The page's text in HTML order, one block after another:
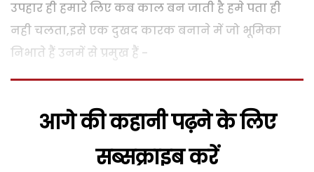
उपहार ही हमारे लिए कब काल बन जाती है हमे पता ही
नही चलता,इसे एक दुखद कारक बनाने में जो भूमिका
निभाते हैं उनमें से प्रमुख हैं -
आगे की कहानी पढ़ने के लिए
सब्सक्राइब करें